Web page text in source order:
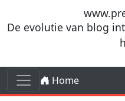
Ga naar de inhoud
De evolutie van blog
Ga naar de inhoud
Hoofdnavigatie
Home